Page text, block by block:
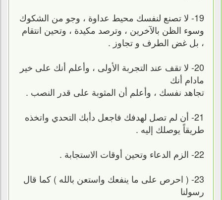
19- لا تصنع لنفسك محيط عداوة ، وجو من الشكوك
وسوء الظن بالآخرين ، وترصد مكيدة ، وتحين انتقام
، بل غض الطرف و تجاوز .
20- لا تقف عند التجربة الأولى ، وأعلم أنك على خير
مادام أنك
تجاهد نفسك ، وأعلم أن المثوبة على قدر النصب .
21- أن لم تصل لهدفك فاجعل دأبك التحدي واتخذه
طريقاً يوصلك إليه .
22- الزم الدعاء وتحين أوقات الاستجابة .
23- ( احرص على ما ينفعك واستعن بالله ) كما قال
رسولنا